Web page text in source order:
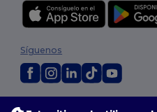
2026. Todos los
Síguenos